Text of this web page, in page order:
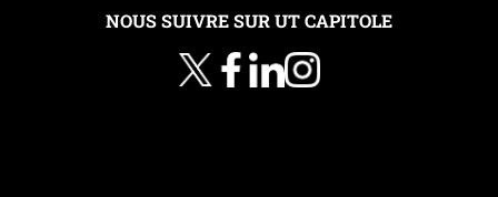
NOUS SUIVRE SUR UT CAPITOLE